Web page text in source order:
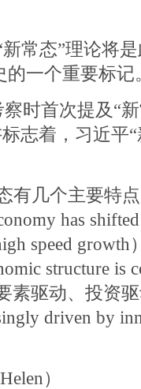
常态”理论将
的一个重要标记
时首次提及“
志着，习近平
有几个主要特
has
speed
structure is
素驱动、投资
driven by
）